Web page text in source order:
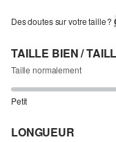
Des doutes sur votre taille ?
TAILLE BIEN /
Taille normalement
Petit
LONGUEUR